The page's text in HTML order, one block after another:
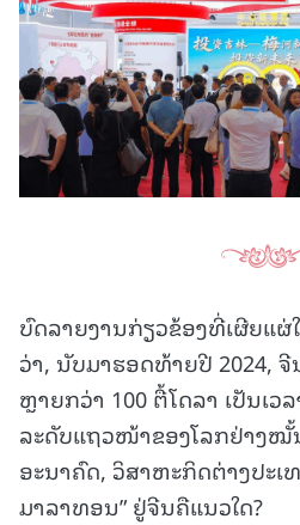
ບົດລາຍງານກ່ຽວຂ້ອງທີ່ເຜີຍແຜ່
ວ່າ, ນັບມາຮອດທ້າຍປີ 2024,
ຫຼາຍກວ່າ 100 ຕື້ໂດລາ ເປັນເວ
ລະດັບແຖວໜ້າຂອງໂລກຢ່າງ
ອະນາຄົດ, ວິສາຫະກິດຕ່າງປະເ
ມາລາທອນ” ຢູ່ຈີນຄືແນວໃດ?